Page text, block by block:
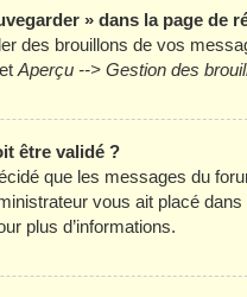
» dans la page de
des brouillons de vos
Aperçu --> Gestion des
être validé ?
que les messages du
vous ait placé
plus d’informations.